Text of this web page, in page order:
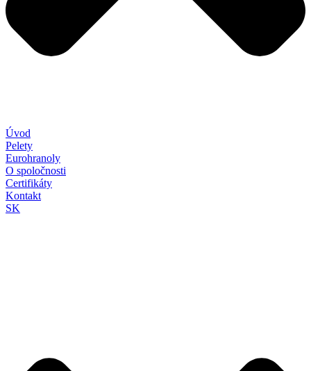
Úvod
Pelety
Eurohranoly
O spoločnosti
Certifikáty
Kontakt
SK